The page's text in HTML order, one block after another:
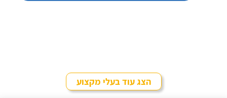
הצג עוד בעלי מקצוע